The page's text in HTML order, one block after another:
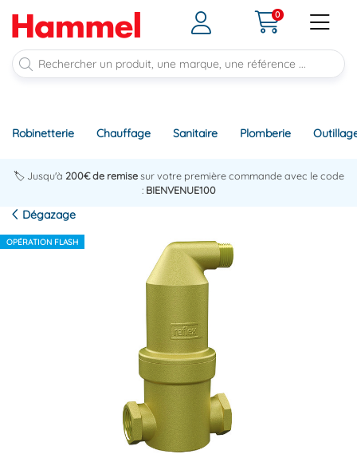
0
Robinetterie Chauffage Sanitaire Plomberie
🏷️ Jusqu'à 200€ de remisesur votre première commande avec le code
: BIENVENUE100
Dégazage
OPÉRATION FLASH